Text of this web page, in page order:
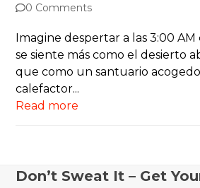
0 Comments
Imagine despertar a las 3:00
se siente más como el desierto
que como un santuario
calefactor...
Read more
Don’t Sweat It – Get